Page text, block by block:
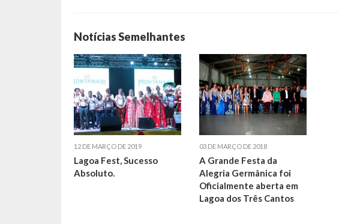
Notícias Semelhantes
12 DE MARÇO DE 2019
Lagoa Fest, Sucesso
Absoluto.
03 DE MARÇO DE 2018
A Grande Festa da
Alegria Germânica foi
Oficialmente aberta em
Lagoa dos Três Cantos